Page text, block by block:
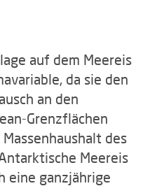
auf dem Meereis
da sie den
an den
Grenzflächen
des
Meereis
eine ganzjährige